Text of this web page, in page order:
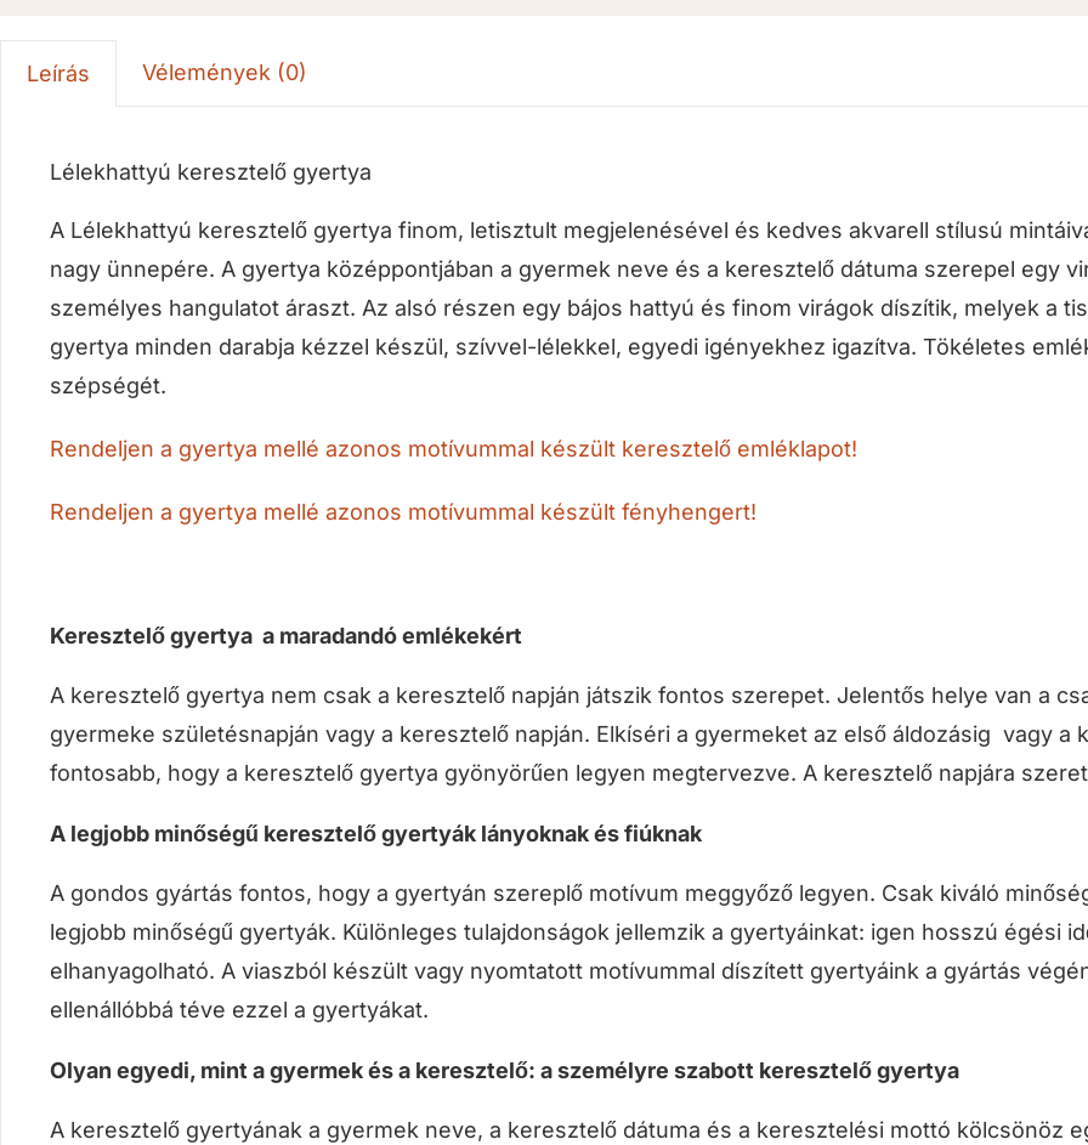
Leírás Vélemények (0)
Lélekhattyú keresztelő gyertya
A Lélekhattyú keresztelő gyertya finom, letisztult megjelenésével és kedves akvarell stílusú
nagy ünnepére. A gyertya középpontjában a gyermek neve és a keresztelő dátuma szerepel egy
személyes hangulatot áraszt. Az alsó részen egy bájos hattyú és finom virágok díszítik, melyek a
gyertya minden darabja kézzel készül, szívvel-lélekkel, egyedi igényekhez igazítva. Tökéletes
szépségét.
Rendeljen a gyertya mellé azonos motívummal készült keresztelő emléklapot!
Rendeljen a gyertya mellé azonos motívummal készült fényhengert!
Keresztelő gyertya a maradandó emlékekért
A keresztelő gyertya nem csak a keresztelő napján játszik fontos szerepet. Jelentős helye van a
gyermeke születésnapján vagy a keresztelő napján. Elkíséri a gyermeket az első áldozásig vagy a
fontosabb, hogy a keresztelő gyertya gyönyörűen legyen megtervezve. A keresztelő napjára
A legjobb minőségű keresztelő gyertyák lányoknak és fiúknak
A gondos gyártás fontos, hogy a gyertyán szereplő motívum meggyőző legyen. Csak kiváló
legjobb minőségű gyertyák. Különleges tulajdonságok jellemzik a gyertyáinkat: igen hosszú égési
elhanyagolható. A viaszból készült vagy nyomtatott motívummal díszített gyertyáink a gyártás
ellenállóbbá téve ezzel a gyertyákat.
Olyan egyedi, mint a gyermek és a keresztelő: a személyre szabott keresztelő gyertya
A keresztelő gyertyának a gyermek neve, a keresztelő dátuma és a keresztelési mottó kölcsönöz